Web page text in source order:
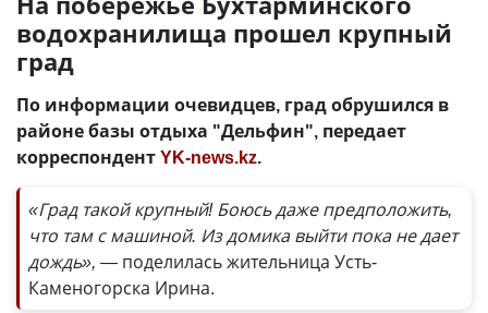
водохранилища прошел крупный
град
По информации очевидцев, град обрушился в
районе базы отдыха "Дельфин", передает
корреспондентYK-news.kz.
«Град такой крупный! Боюсь даже предположить,
что там с машиной. Из домика выйти пока не дает
дождь», — поделилась жительница Усть-
Каменогорска Ирина.